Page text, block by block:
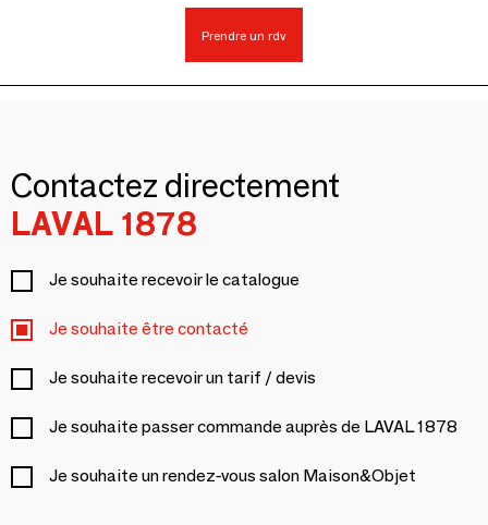
Prendre un rdv
Contactez directement
LAVAL 1878
Je souhaite recevoir le catalogue
Je souhaite être contacté
Je souhaite recevoir un tarif / devis
Je souhaite passer commande auprès de LAVAL 1878
Je souhaite un rendez-vous salon Maison&Objet